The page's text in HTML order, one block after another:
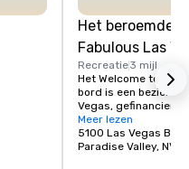
Het beroemde
Fabulous Las
Recreatie3 mijl
Het Welcome to
bord is een
Vegas, gefinancierd
daarna opgericht
Het bord werd
Willis op verzoek van
Meer lezen
5100 Las Vegas
Paradise Valley, NV